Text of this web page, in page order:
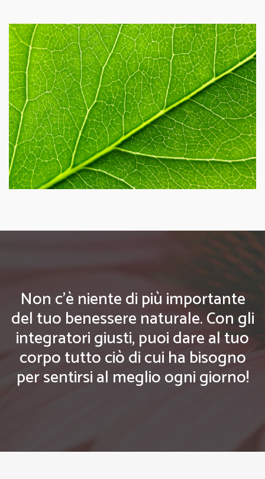
Non c'è niente di più importante
del tuo benessere naturale. Con gli
integratori giusti, puoi dare al tuo
corpo tutto ciò di cui ha bisogno
per sentirsi al meglio ogni giorno!